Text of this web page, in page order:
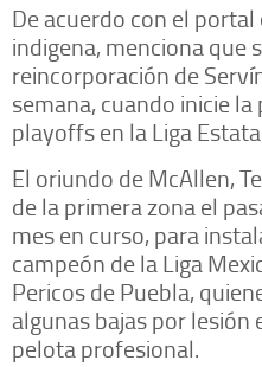
De acuerdo con el
indigena, menciona que
reincorporación de
semana, cuando inicie
playoffs en la Liga
El oriundo de McAllen,
de la primera zona el
mes en curso, para
campeón de la Liga
Pericos de Puebla,
algunas bajas por lesión
pelota profesional.